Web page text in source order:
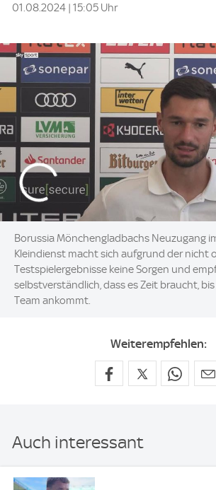
01.08.2024 | 15:05 Uhr
Borussia Mönchengladbachs Neuzugang
Kleindienst macht sich aufgrund der nicht
Testspielergebnisse keine Sorgen und
selbstverständlich, dass es Zeit braucht,
Team ankommt.
Weiterempfehlen:
Auch interessant